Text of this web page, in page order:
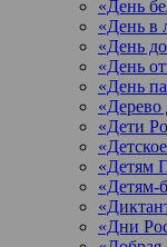
«День
«День в
«День
«День
«День
«Дерево
«Дети
«Детям
«Детям-
«Дни